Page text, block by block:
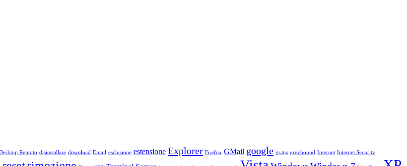
Remoto disinstallare download Email esclusione estensione Explorer Firefox GMail google gratis greyhound Internet Internet Security